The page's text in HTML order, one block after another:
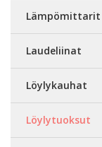
Lämpömittarit
Laudeliinat
Löylykauhat
Löylytuoksut